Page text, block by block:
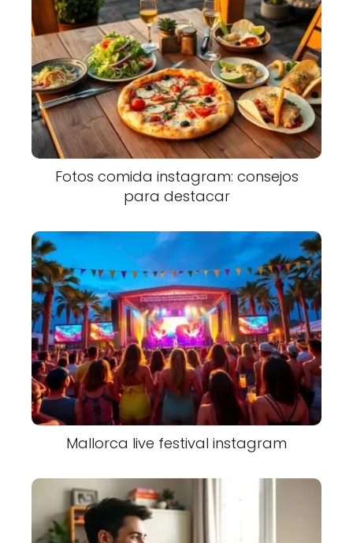
Fotos comida instagram: consejos
para destacar
Mallorca live festival instagram